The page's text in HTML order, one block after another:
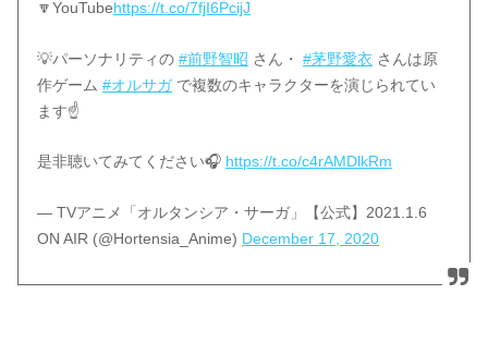
🔽YouTubehttps://t.co/7fjI6PcijJ
💡パーソナリティの#前野智昭 さん・#茅野愛衣 さんは原
作ゲーム#オルサガで複数のキャラクターを演じられてい
ます☝️
是非聴いてみてください🎧 https://t.co/c4rAMDlkRm
— TVアニメ「オルタンシア・サーガ」【公式】2021.1.6
ON AIR (@Hortensia_Anime) December 17, 2020